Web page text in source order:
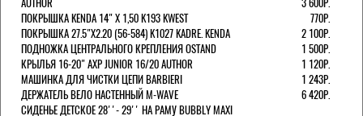
ПОКРЫШКА KENDA 14" Х 1,50 K193 KWEST
770Р.
ПОКРЫШКА 27.5"Х2.20 (56-584) K1027 KADRE. KENDA
2 100Р.
ПОДНОЖКА ЦЕНТРАЛЬНОГО КРЕПЛЕНИЯ OSTAND
1 500Р.
КРЫЛЬЯ 16-20" AXP JUNIOR 16/20 AUTHOR
1 120Р.
МАШИНКА ДЛЯ ЧИСТКИ ЦЕПИ BARBIERI
1 243Р.
ДЕРЖАТЕЛЬ ВЕЛО НАСТЕННЫЙ M-WAVE
6 420Р.
СИДЕНЬЕ ДЕТСКОЕ 28''- 29'' НА РАМУ BUBBLY MAXI